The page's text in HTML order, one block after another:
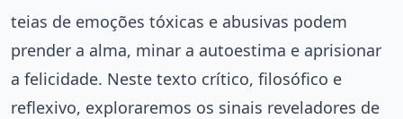
teias de emoções tóxicas e abusivas podem
prender a alma, minar a autoestima e aprisionar
a felicidade. Neste texto crítico, filosófico e
reflexivo, exploraremos os sinais reveladores de